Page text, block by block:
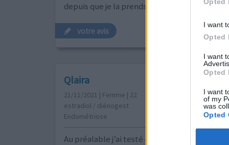
I want
Opted
I want
Opted
I want
of my
was
Opted
depuis que je la prends je n'ai plus du tout de
votre avis
Qlaira
21/11/2021 | Femme | 22
estradiol / diénogest
Endométriose
Au préalable j’ai testé 4 pillules et les